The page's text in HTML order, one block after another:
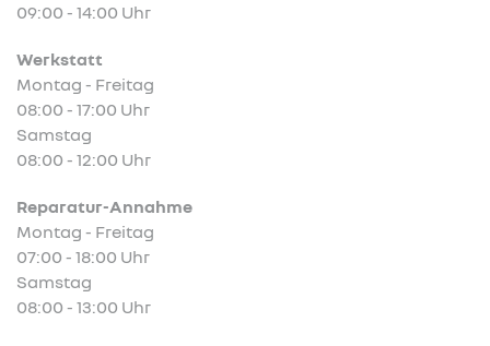
09:00 - 14:00 Uhr
Werkstatt
Montag - Freitag
08:00 - 17:00 Uhr
Samstag
08:00 - 12:00 Uhr
Reparatur-Annahme
Montag - Freitag
07:00 - 18:00 Uhr
Samstag
08:00 - 13:00 Uhr